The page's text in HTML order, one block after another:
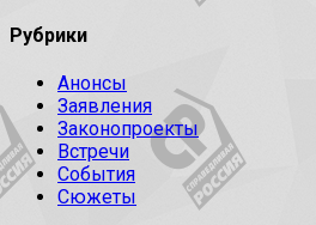
Рубрики
Анонсы
Заявления
Законопроекты
Встречи
События
Сюжеты